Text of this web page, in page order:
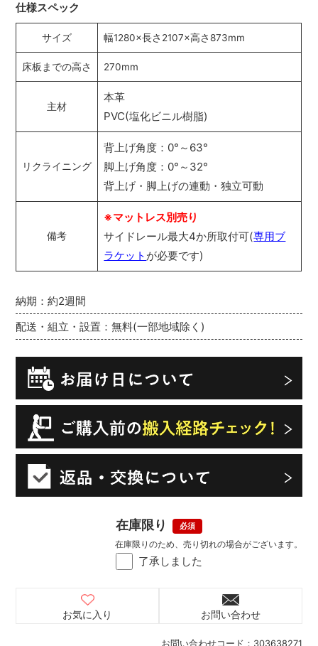
お問い合わせコード： 303638271
納期：約2週間
配送・組立・設置：無料(一部地域除く)
在庫限り
了承しました
在庫限りのため、売り切れの場合がございます。
お気に入り お問い合わせ
仕様スペック
サイズ 幅1280×長さ2107×高さ873mm
床板までの高さ 270mm
主材
本革
PVC(塩化ビニル樹脂)
リクライニング
背上げ角度：0°～63°
脚上げ角度：0°～32°
背上げ・脚上げの連動・独立可動
備考
※マットレス別売り
サイドレール最大4か所取付可(専用ブ
ラケット が必要です)